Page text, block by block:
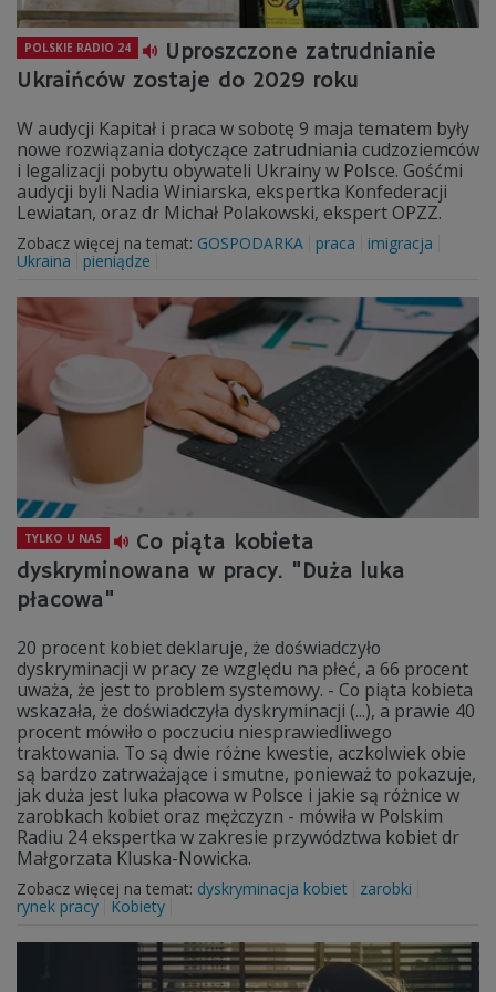
POLSKIE RADIO 24
Uproszczone zatrudnianie
Ukraińców zostaje do 2029 roku
W audycji Kapitał i praca w sobotę 9 maja tematem były
nowe rozwiązania dotyczące zatrudniania cudzoziemców
i legalizacji pobytu obywateli Ukrainy w Polsce. Gośćmi
audycji byli Nadia Winiarska, ekspertka Konfederacji
Lewiatan, oraz dr Michał Polakowski, ekspert OPZZ.
Zobacz więcej na temat: GOSPODARKA praca
imigracja
Ukraina
pieniądze
TYLKO U NAS
Co piąta kobieta
dyskryminowana w pracy. "Duża luka
płacowa"
20 procent kobiet deklaruje, że doświadczyło
dyskryminacji w pracy ze względu na płeć, a 66 procent
uważa, że jest to problem systemowy. - Co piąta kobieta
wskazała, że doświadczyła dyskryminacji (...), a prawie 40
procent mówiło o poczuciu niesprawiedliwego
traktowania. To są dwie różne kwestie, aczkolwiek obie
są bardzo zatrważające i smutne, ponieważ to pokazuje,
jak duża jest luka płacowa w Polsce i jakie są różnice w
zarobkach kobiet oraz mężczyzn - mówiła w Polskim
Radiu 24 ekspertka w zakresie przywództwa kobiet dr
Małgorzata Kluska-Nowicka.
Zobacz więcej na temat: dyskryminacja kobiet
zarobki
rynek pracy
Kobiety